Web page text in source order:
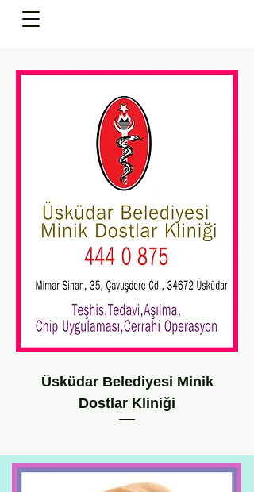
Üsküdar Belediyesi Minik
Dostlar Kliniği